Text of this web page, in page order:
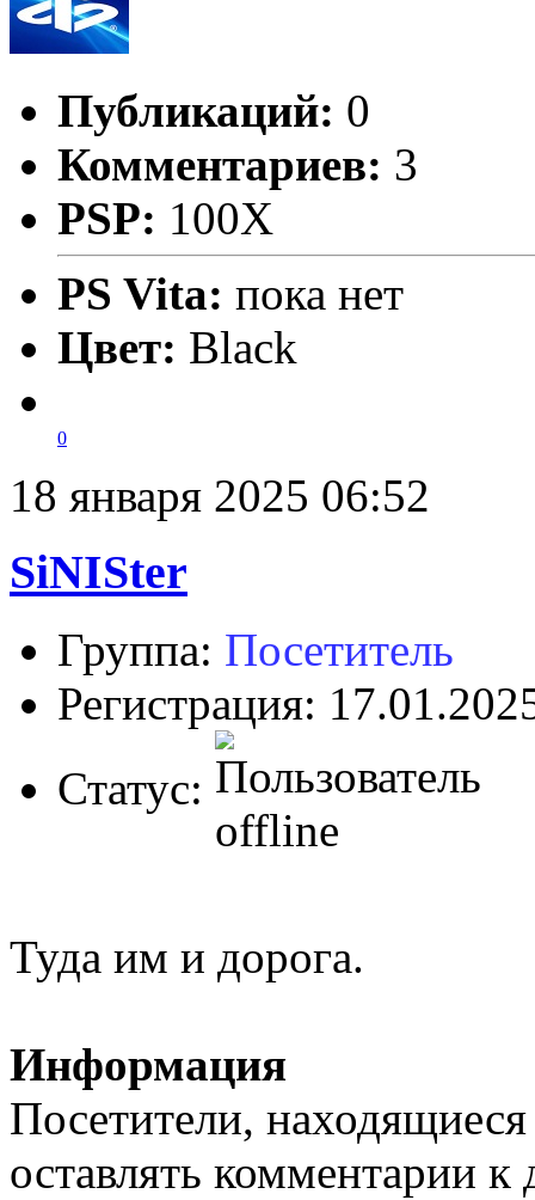
Публикаций: 0
Комментариев: 3
PSP: 100X
PS Vita: пока нет
Цвет: Black
0
18 января 2025 06:52
SiNISter
Группа: Посетитель
Регистрация:
Статус:
Туда им и дорога.
Информация
Посетители,
оставлять комментарии